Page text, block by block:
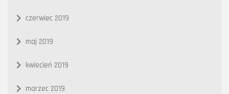
czerwiec 2019
maj 2019
kwiecień 2019
marzec 2019